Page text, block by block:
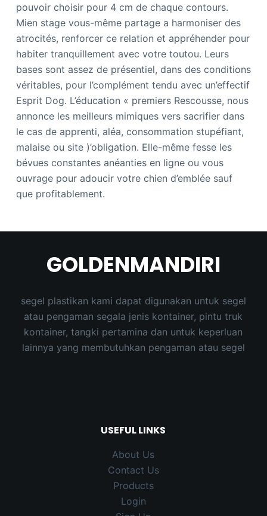
pouvoir choisir pour 4 cm de chaque contours.
Mien stage vous-même partage a harmoniser des
atrocités, renforcer ce relation et appréhender pour
habiter tranquillement avec votre toutou. Leurs
bases sont assez de présentiel, dans des conditions
véritables, pour l’complément tendu avec un’effectif
Esprit Dog. L’éducation « premiers Rescousse, nous
annonce les meilleurs mimiques vers sacrifier dans
le cas de apprenti, aléa, consommation stupéfiant,
malaise ou site )’obligation. Elle-même fesse les
bévues constantes anéanties en ligne ou vous
ouvrage pour adoucir votre chien d’emblée sauf
que profitablement.
GOLDENMANDIRI
segel plastikan kami dapat digunakan untuk segel
atau pengaman segala jenis kontainer, pintu truk
kontainer, tangki pertamina dan untuk keperluan
lainnya yang membutuhkan pengaman atau segel
USEFUL LINKS
About Us
Contact Us
Products
Login